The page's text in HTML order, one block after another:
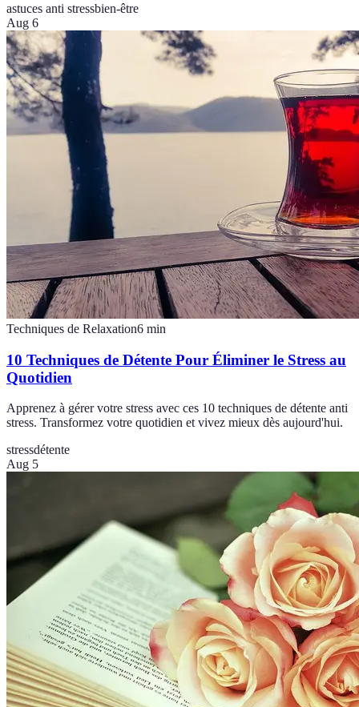
astuces anti stressbien-être
Aug 6
Techniques de Relaxation6 min
10 Techniques de Détente Pour Éliminer le Stress au
Quotidien
Apprenez à gérer votre stress avec ces 10 techniques de détente anti
stress. Transformez votre quotidien et vivez mieux dès aujourd'hui.
stressdétente
Aug 5